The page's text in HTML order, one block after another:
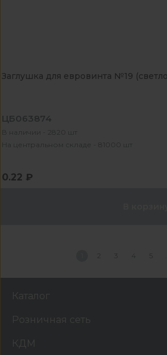
Заглушка для евровинта №19
ЦБ063874
В наличии - 2820 шт
На центральном складе - 81000 шт
0.22 ₽
2 4 5
Каталог
Розничная сеть
КДМ